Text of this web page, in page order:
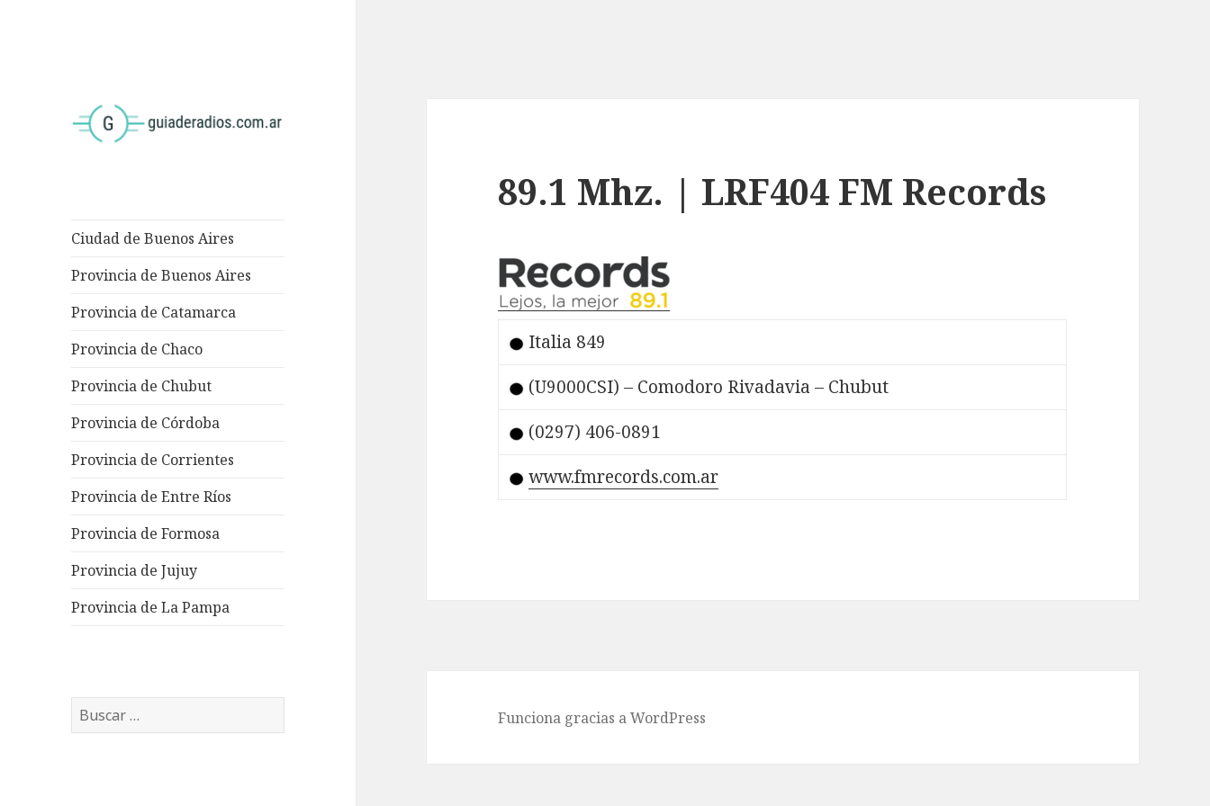
Ciudad de Buenos Aires
Provincia de Buenos Aires
Provincia de Catamarca
Provincia de Chaco
Provincia de Chubut
Provincia de Córdoba
Provincia de Corrientes
Provincia de Entre Ríos
Provincia de Formosa
Provincia de Jujuy
Provincia de La Pampa
Buscar:
89.1 Mhz. | LRF404 FM Records
Italia 849
(U9000CSI) – Comodoro Rivadavia – Chubut
(0297) 406-0891
www.fmrecords.com.ar
Funciona gracias a WordPress